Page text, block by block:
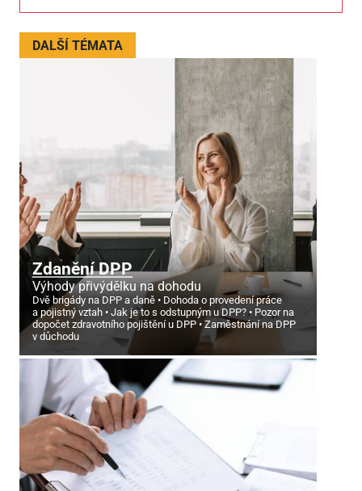
DALŠÍ TÉMATA
Zdanění DPP
Výhody přivýdělku na dohodu
Dvě brigády na DPP a daně
Dohoda o provedení práce
a pojistný vztah
Jak je to s odstupným u DPP?
Pozor na
dopočet zdravotního pojištění u DPP
Zaměstnání na DPP
v důchodu